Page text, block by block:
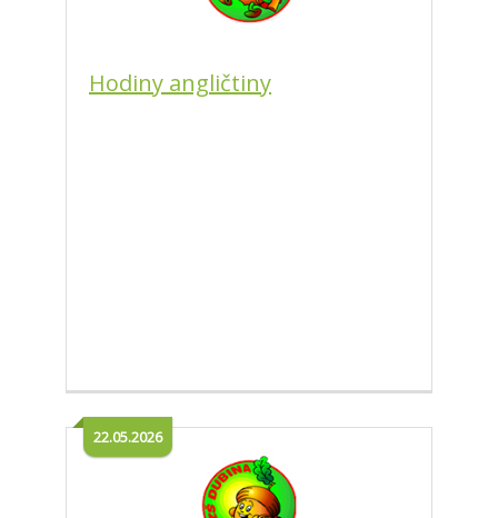
Hodiny angličtiny
22.05.2026